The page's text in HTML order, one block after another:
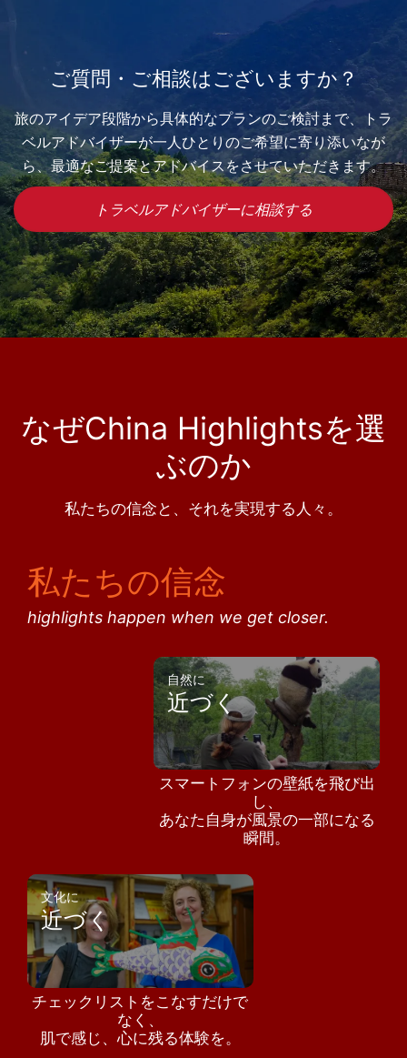
ご質問・ご相談はございますか？
旅のアイデア段階から具体的なプランのご検討まで、トラ
ベルアドバイザーが一人ひとりのご希望に寄り添いなが
ら、最適なご提案とアドバイスをさせていただきます。
トラベルアドバイザーに相談する
なぜChina Highlightsを選
ぶのか
私たちの信念と、それを実現する人々。
私たちの信念
highlights happen when we get closer.
自然に
近づく
スマートフォンの壁紙を飛び出
し、
あなた自身が風景の一部になる
瞬間。
文化に
近づく
チェックリストをこなすだけで
なく、
肌で感じ、心に残る体験を。